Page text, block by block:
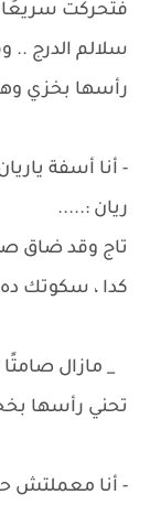
فتحركت سريعًا
سلالم الدرج
رأسها بخزي
- أنا أسفة
ريان :.....
تاج وقد ضاق
كدا ، سكوتك ده
_ مازال
تحني رأسها
- أنا معملتش